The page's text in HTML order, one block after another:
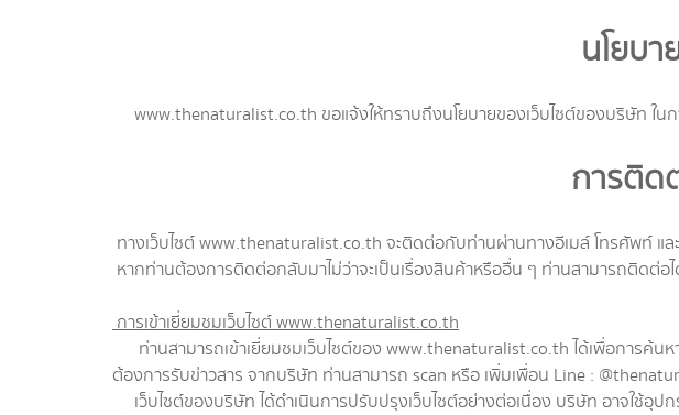
นโยบ
www.thenaturalist.co.th ขอแจ้งให้ทราบถึงนโยบายของเว็บไซต์ของบริษัท ใ
การติด
ทางเว็บไซต์ www.thenaturalist.co.th จะติดต่อกับท่านผ่านทางอีเมล์ โทรศัพท์ แ
หากท่านต้องการติดต่อกลับมาไม่ว่าจะเป็นเรื่องสินค้าหรืออื่น ๆ ท่านสามารถติดต่
การเข้าเยี่ยมชมเว็บไซต์ www.thenaturalist.co.th
ท่านสามารถเข้าเยี่ยมชมเว็บไซต์ของ www.thenaturalist.co.th ได้เพื่อการค้น
ต้องการรับข่าวสาร จากบริษัท ท่านสามารถ scan หรือ เพิ่มเพื่อน Line :
เว็บไซต์ของบริษัท ได้ดำเนินการปรับปรุงเว็บไซต์อย่างต่อเนื่อง บริษัท อาจใช้